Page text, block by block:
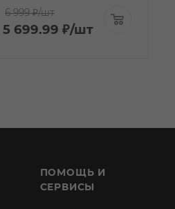
6 999 ₽/шт
5 699.99 ₽/шт
ПОМОЩЬ И
СЕРВИСЫ